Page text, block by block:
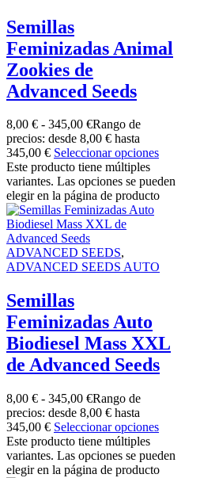
Semillas
Feminizadas Animal
Zookies de
Advanced Seeds
8,00 € - 345,00 €Rango de
precios: desde 8,00 € hasta
345,00 € Seleccionar opciones
Este producto tiene múltiples
variantes. Las opciones se pueden
elegir en la página de producto
ADVANCED SEEDS,
ADVANCED SEEDS AUTO
Semillas
Feminizadas Auto
Biodiesel Mass XXL
de Advanced Seeds
8,00 € - 345,00 €Rango de
precios: desde 8,00 € hasta
345,00 € Seleccionar opciones
Este producto tiene múltiples
variantes. Las opciones se pueden
elegir en la página de producto